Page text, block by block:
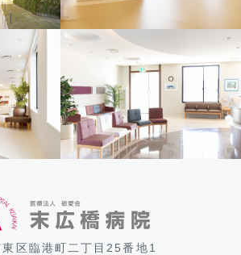
東区臨港町二丁目25番地1